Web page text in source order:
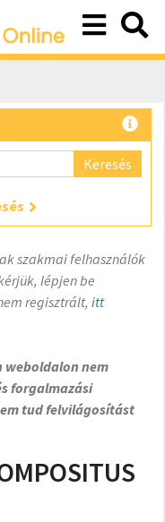
Keresés
szakmai felhasználók
lépjen be
regisztrált, itt
weboldalon nem
forgalmazási
tud felvilágosítást